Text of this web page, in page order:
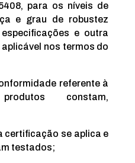
para os níveis de
e grau de robustez
e outra
nos termos do
referente à
constam,
certificação se aplica e
testados;